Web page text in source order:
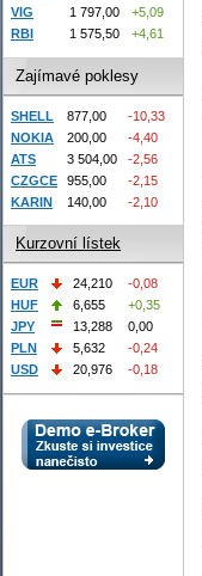
VIG
1 797,00
+5,09
RBI
1 575,50 +4,61
Zajímavé poklesy
SHELL 877,00
-10,33
NOKIA
200,00
-4,40
ATS
3 504,00
-2,56
CZGCE
955,00
-2,15
KARIN
140,00 -2,10
Kurzovní lístek
EUR 24,210
-0,08
HUF
6,655
+0,35
JPY
13,288
0,00
PLN
5,632
-0,24
USD
20,976 -0,18